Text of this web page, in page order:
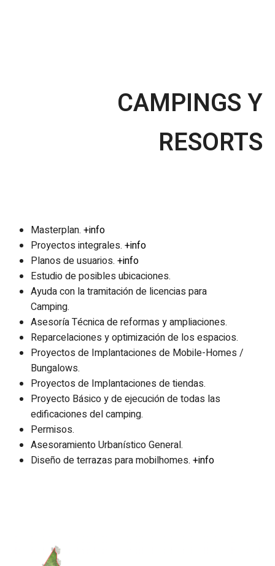
CAMPINGS Y
RESORTS
Masterplan. +info
Proyectos integrales. +info
Planos de usuarios. +info
Estudio de posibles ubicaciones.
Ayuda con la tramitación de licencias para
Camping.
Asesoría Técnica de reformas y ampliaciones.
Reparcelaciones y optimización de los espacios.
Proyectos de Implantaciones de Mobile-Homes /
Bungalows.
Proyectos de Implantaciones de tiendas.
Proyecto Básico y de ejecución de todas las
edificaciones del camping.
Permisos.
Asesoramiento Urbanístico General.
Diseño de terrazas para mobilhomes. +info